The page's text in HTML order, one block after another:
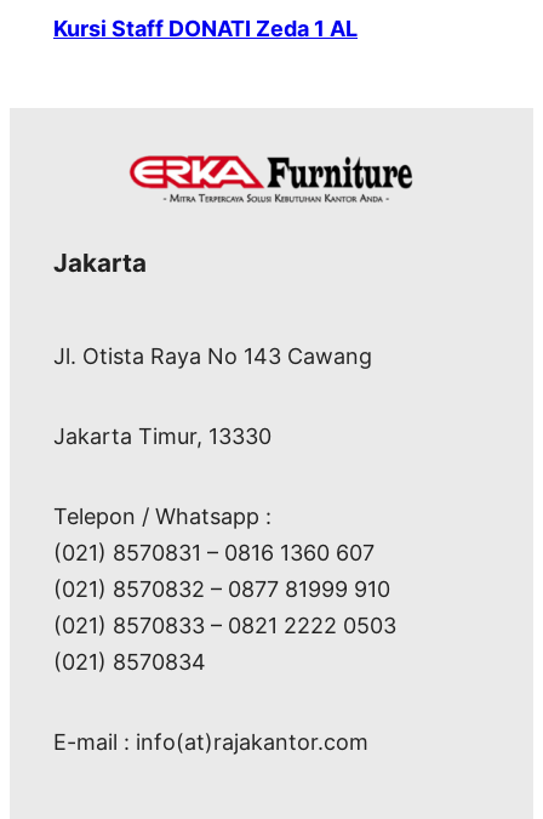
Kursi Staff DONATI Zeda 1 AL
Jakarta
Jl. Otista Raya No 143 Cawang
Jakarta Timur, 13330
Telepon / Whatsapp :
(021) 8570831 – 0816 1360 607
(021) 8570832 – 0877 81999 910
(021) 8570833 – 0821 2222 0503
(021) 8570834
E-mail : info(at)rajakantor.com